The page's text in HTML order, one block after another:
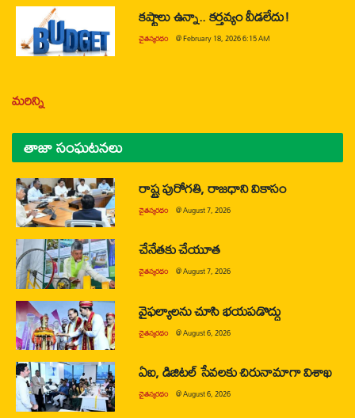
కష్టాలు ఉన్నా.. కర్తవ్యం వీడలేదు!
చైతన్యరధం @February 18, 2026 6:15 AM
మరిన్ని
తాజా సంఘటనలు
రాష్ట్ర పురోగతి, రాజధాని వికాసం
చైతన్యరధం @August 7, 2026
చేనేతకు చేయూత
చైతన్యరధం @August 7, 2026
వైఫల్యాలను చూసి భయపడొద్దు
చైతన్యరధం @August 6, 2026
ఏఐ, డిజిటల్ సేవలకు చిరునామాగా విశాఖ
చైతన్యరధం @August 6, 2026